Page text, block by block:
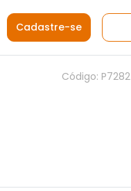
Cadastre-se
Código: P7282